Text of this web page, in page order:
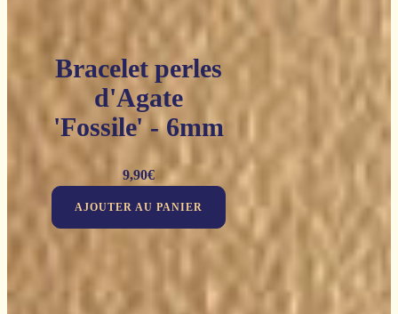
Bracelet perles
d'Agate
'Fossile' - 6mm
9,90€
AJOUTER AU PANIER